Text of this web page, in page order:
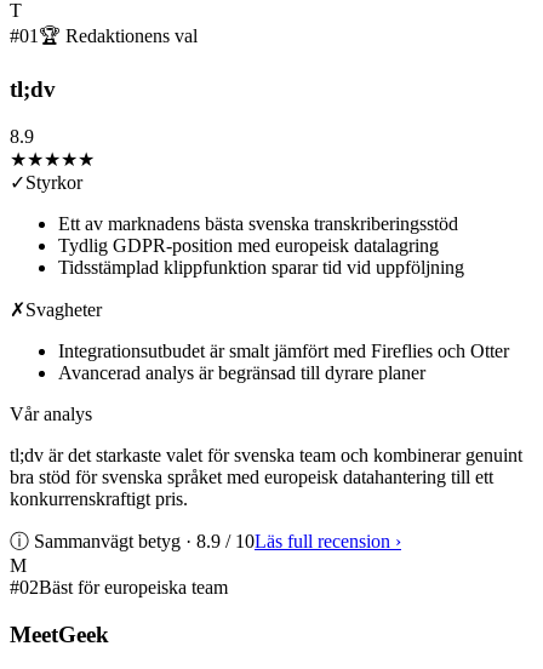
T
#01 🏆 Redaktionens val
tl;dv
8.9
★★★★★
✓Styrkor
Ett av marknadens bästa svenska transkriberingsstöd
Tydlig GDPR-position med europeisk datalagring
Tidsstämplad klippfunktion sparar tid vid uppföljning
✗Svagheter
Integrationsutbudet är smalt jämfört med Fireflies och Otter
Avancerad analys är begränsad till dyrare planer
Vår analys
tl;dv är det starkaste valet för svenska team och kombinerar genuint
bra stöd för svenska språket med europeisk datahantering till ett
konkurrenskraftigt pris.
ⓘ Sammanvägt betyg · 8.9 / 10Läs full recension ›
M
#02Bäst för europeiska team
MeetGeek